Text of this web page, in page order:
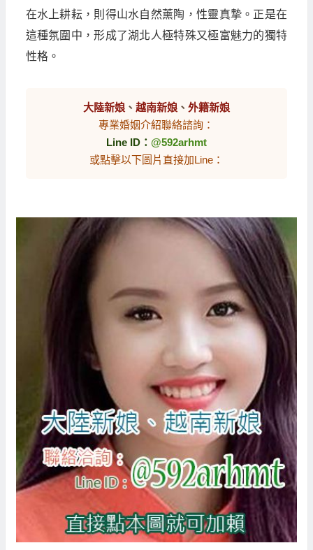
在水上耕耘，則得山水自然薰陶，性靈真摯。正是在
這種氛圍中，形成了湖北人極特殊又極富魅力的獨特
性格。
大陸新娘、 越南新娘、 外籍新娘
專業婚姻介紹聯絡諮詢：
Line ID： @592arhmt
或點擊以下圖片直接加Line：